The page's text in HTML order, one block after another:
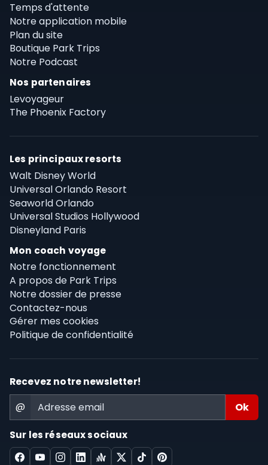
Temps d'attente
Notre application mobile
Plan du site
Boutique Park Trips
Notre Podcast
Nos partenaires
Levoyageur
The Phoenix Factory
Les principaux resorts
Walt Disney World
Universal Orlando Resort
Seaworld Orlando
Universal Studios Hollywood
Disneyland Paris
Mon coach voyage
Notre fonctionnement
A propos de Park Trips
Notre dossier de presse
Contactez-nous
Gérer mes cookies
Politique de confidentialité
Recevez notre newsletter!
@
Sur les réseaux sociaux